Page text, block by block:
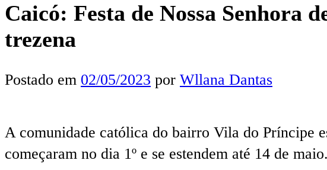
Caicó: Festa de Nossa Senhora
trezena
Postado em 02/05/2023 por Wllana Dantas
A comunidade católica do bairro Vila do Príncipe
começaram no dia 1º e se estendem até 14 de maio.